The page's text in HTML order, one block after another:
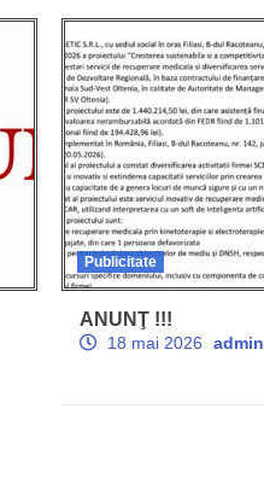
Publicitate
ANUNŢ !!!
18 mai 2026 admin